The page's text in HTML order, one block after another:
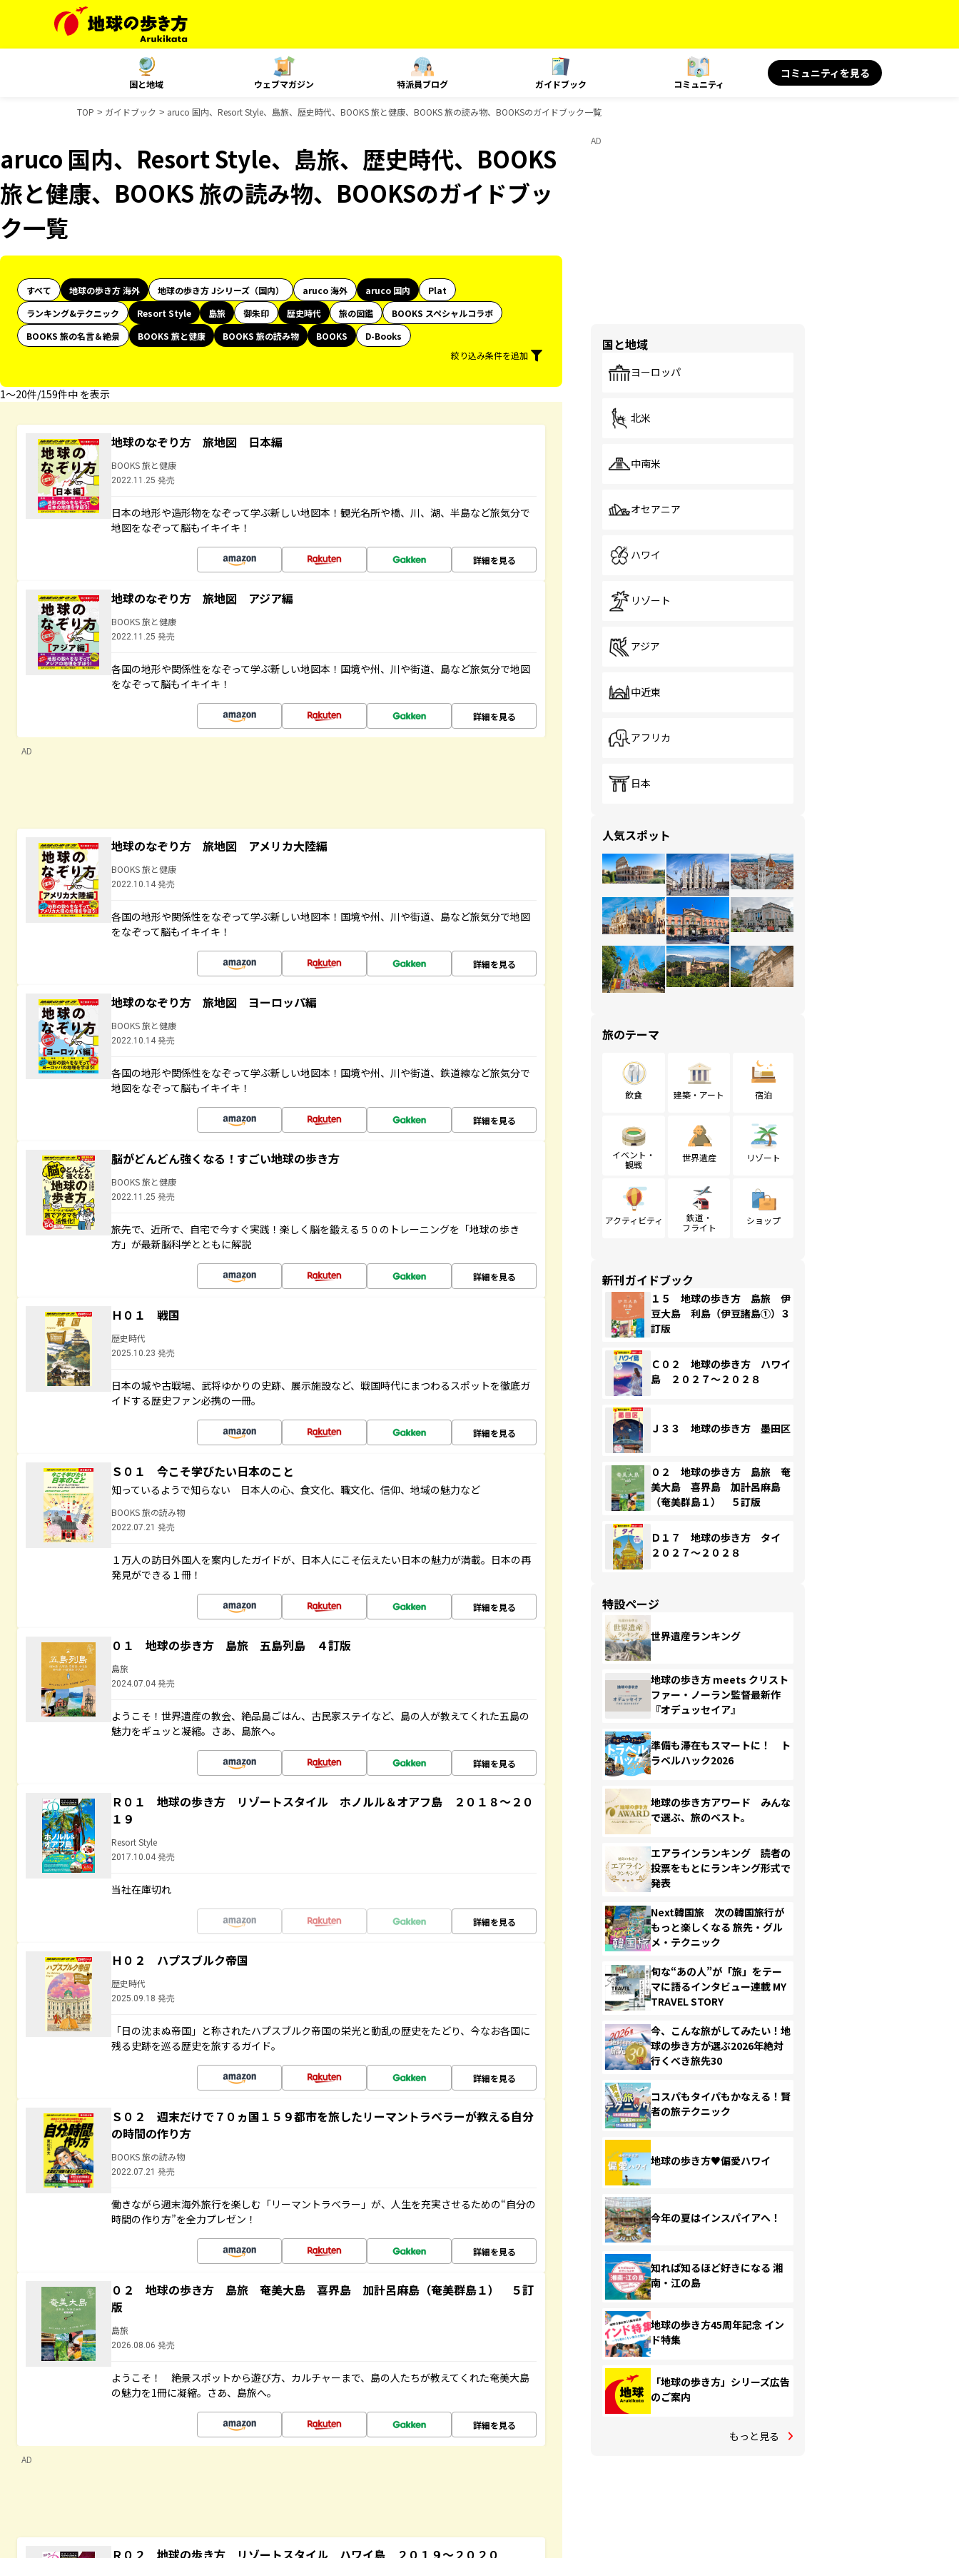
国と地域 ウェブマガジン 特派員ブログ ガイドブック コミュニティ
コミュニティを見る
TOP ガイドブック aruco 国内、Resort Style、島旅、歴史時代、BOOKS 旅と健康、BOOKS 旅の読み物、BOOKSのガイドブック一覧
aruco 国内、Resort Style、島旅、歴史時代、BOOKS
旅と健康、BOOKS 旅の読み物、BOOKSのガイドブッ
ク一覧
すべて 地球の歩き方 海外 地球の歩き方 Jシリーズ（国内） aruco 海外 aruco 国内
Plat
ランキング&テクニック
Resort Style 島旅 御朱印 歴史時代 旅の図鑑
BOOKS スペシャルコラボ
BOOKS 旅の名言＆絶景
BOOKS 旅と健康 BOOKS 旅の読み物 BOOKS
D-Books
絞り込み条件を追加
1〜20件/159件中 を表示
地球のなぞり方 旅地図 日本編
BOOKS 旅と健康
2022.11.25 発売
日本の地形や造形物をなぞって学ぶ新しい地図本！観光名所や橋、川、湖、半島など旅気分で
地図をなぞって脳もイキイキ！
詳細を見る
地球のなぞり方 旅地図 アジア編
BOOKS 旅と健康
2022.11.25 発売
各国の地形や関係性をなぞって学ぶ新しい地図本！国境や州、川や街道、島など旅気分で地図
をなぞって脳もイキイキ！
詳細を見る
AD
地球のなぞり方 旅地図 アメリカ大陸編
BOOKS 旅と健康
2022.10.14 発売
各国の地形や関係性をなぞって学ぶ新しい地図本！国境や州、川や街道、島など旅気分で地図
をなぞって脳もイキイキ！
詳細を見る
地球のなぞり方 旅地図 ヨーロッパ編
BOOKS 旅と健康
2022.10.14 発売
各国の地形や関係性をなぞって学ぶ新しい地図本！国境や州、川や街道、鉄道線など旅気分で
地図をなぞって脳もイキイキ！
詳細を見る
脳がどんどん強くなる！すごい地球の歩き方
BOOKS 旅と健康
2022.11.25 発売
旅先で、近所で、自宅で今すぐ実践！楽しく脳を鍛える５０のトレーニングを「地球の歩き
方」が最新脳科学とともに解説
詳細を見る
Ｈ０１ 戦国
歴史時代
2025.10.23 発売
日本の城や古戦場、武将ゆかりの史跡、展示施設など、戦国時代にまつわるスポットを徹底ガ
イドする歴史ファン必携の一冊。
詳細を見る
Ｓ０１ 今こそ学びたい日本のこと
知っているようで知らない 日本人の心、食文化、職文化、信仰、地域の魅力など
BOOKS 旅の読み物
2022.07.21 発売
１万人の訪日外国人を案内したガイドが、日本人にこそ伝えたい日本の魅力が満載。日本の再
発見ができる１冊！
詳細を見る
０１ 地球の歩き方 島旅 五島列島 ４訂版
島旅
2024.07.04 発売
ようこそ！世界遺産の教会、絶品島ごはん、古民家ステイなど、島の人が教えてくれた五島の
魅力をギュッと凝縮。さあ、島旅へ。
詳細を見る
Ｒ０１ 地球の歩き方 リゾートスタイル ホノルル＆オアフ島 ２０１８～２０
１９
Resort Style
2017.10.04 発売
当社在庫切れ
詳細を見る
Ｈ０２ ハプスブルク帝国
歴史時代
2025.09.18 発売
「日の沈まぬ帝国」と称されたハプスブルク帝国の栄光と動乱の歴史をたどり、今なお各国に
残る史跡を巡る歴史を旅するガイド。
詳細を見る
Ｓ０２ 週末だけで７０ヵ国１５９都市を旅したリーマントラベラーが教える自分
の時間の作り方
BOOKS 旅の読み物
2022.07.21 発売
働きながら週末海外旅行を楽しむ「リーマントラベラー」が、人生を充実させるための“自分の
時間の作り方”を全力プレゼン！
詳細を見る
０２ 地球の歩き方 島旅 奄美大島 喜界島 加計呂麻島（奄美群島１） ５訂
版
島旅
2026.08.06 発売
ようこそ！ 絶景スポットから遊び方、カルチャーまで、島の人たちが教えてくれた奄美大島
の魅力を1冊に凝縮。さあ、島旅へ。
詳細を見る
AD
Ｒ０２ 地球の歩き方 リゾートスタイル ハワイ島 ２０１９～２０２０
AD
国と地域
ヨーロッパ
北米
中南米
オセアニア
ハワイ
リゾート
アジア
中近東
アフリカ
日本
人気スポット
旅のテーマ
飲食 建築・アート 宿泊
イベント・
観戦
世界遺産 リゾート
アクティビティ
鉄道・
フライト
ショップ
新刊ガイドブック
１５ 地球の歩き方 島旅 伊
豆大島 利島（伊豆諸島①）３
訂版
Ｃ０２ 地球の歩き方 ハワイ
島 ２０２７～２０２８
Ｊ３３ 地球の歩き方 墨田区
０２ 地球の歩き方 島旅 奄
美大島 喜界島 加計呂麻島
（奄美群島１） ５訂版
Ｄ１７ 地球の歩き方 タイ
２０２７～２０２８
特設ページ
世界遺産ランキング
地球の歩き方 meets クリスト
ファー・ノーラン監督最新作
『オデュッセイア』
準備も滞在もスマートに！ ト
ラベルハック2026
地球の歩き方アワード みんな
で選ぶ、旅のベスト。
エアラインランキング 読者の
投票をもとにランキング形式で
発表
Next韓国旅 次の韓国旅行が
もっと楽しくなる 旅先・グル
メ・テクニック
旬な“あの人”が「旅」をテー
マに語るインタビュー連載 MY
TRAVEL STORY
今、こんな旅がしてみたい！地
球の歩き方が選ぶ2026年絶対
行くべき旅先30
コスパもタイパもかなえる！賢
者の旅テクニック
地球の歩き方♥偏愛ハワイ
今年の夏はインスパイアへ！
知れば知るほど好きになる 湘
南・江の島
地球の歩き方45周年記念 イン
ド特集
「地球の歩き方」シリーズ広告
のご案内
もっと見る